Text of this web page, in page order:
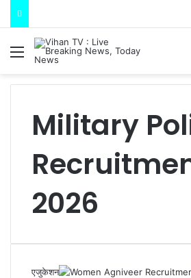
Menu
Military
2026
एजुकेशन